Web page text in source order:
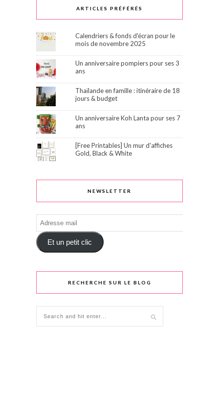
ARTICLES PRÉFÉRÉS
Calendriers & fonds d'écran pour le
mois de novembre 2025
Un anniversaire pompiers pour ses 3
ans
Thaïlande en famille : itinéraire de 18
jours & budget
Un anniversaire Koh Lanta pour ses 7
ans
[Free Printables] Un mur d'affiches
Gold, Black & White
NEWSLETTER
Adresse
mail
Et un petit clic
RECHERCHE SUR LE BLOG